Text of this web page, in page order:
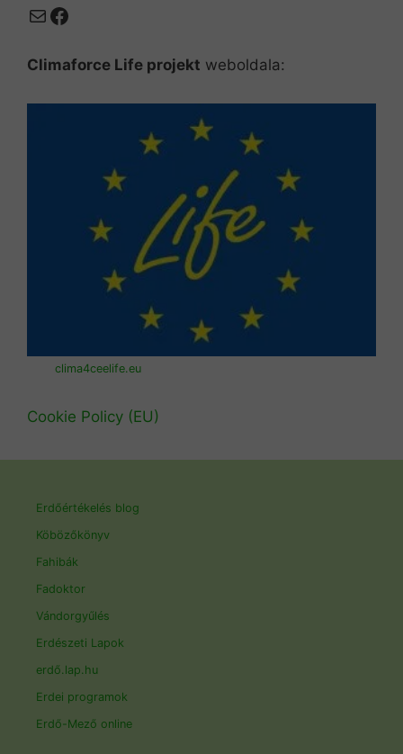
MailFacebook
Climaforce Life projekt weboldala:
clima4ceelife.eu
Cookie Policy (EU)
Erdőértékelés blog
Köbözőkönyv
Fahibák
Fadoktor
Vándorgyűlés
Erdészeti Lapok
erdő.lap.hu
Erdei programok
Erdő-Mező online